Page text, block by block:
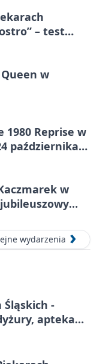
– test
Queen w
1980 Reprise w
października
w
wydarzenia
-
apteka